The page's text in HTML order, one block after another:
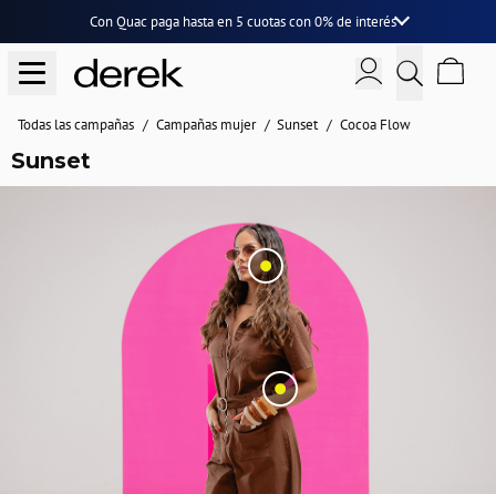
Con Quac paga hasta en 5 cuotascon0% de interés
Todas las campañas Campañas mujer Sunset Cocoa Flow
Sunset